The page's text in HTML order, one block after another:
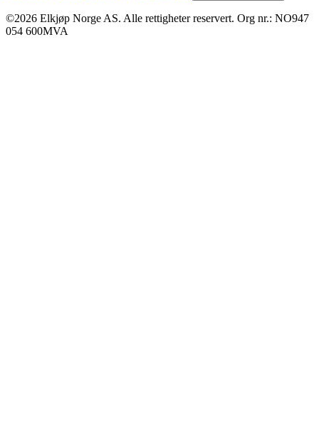
©2026 Elkjøp Norge AS. Alle rettigheter reservert. Org nr.: NO947
054 600MVA